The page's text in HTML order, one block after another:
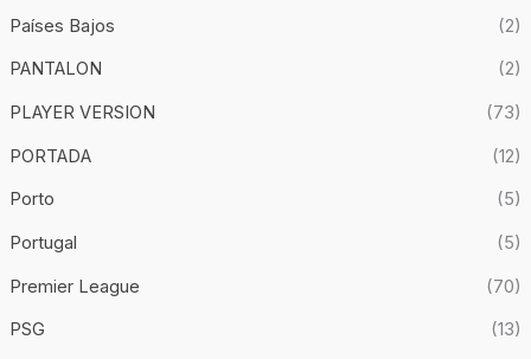
Países Bajos (2)
PANTALON (2)
PLAYER VERSION (73)
PORTADA (12)
Porto (5)
Portugal (5)
Premier League (70)
PSG (13)